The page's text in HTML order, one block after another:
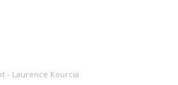
- Laurence Kourcia